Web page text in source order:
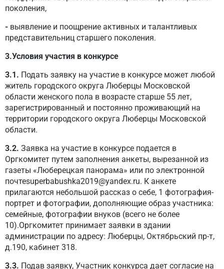
поколения,
- выявление и поощрение активных и талантливых
представительниц старшего поколения.
3.Условия участия в конкурсе
3.1. Подать заявку на участие в конкурсе может любой
житель городского округа Люберцы Московской
области женского пола в возрасте старше 55 лет,
зарегистрированный и постоянно проживающий на
территории городского округа Люберцы Московской
области.
3.2. Заявка на участие в конкурсе подается в
Оргкомитет путем заполнения анкеты, вырезанной из
газеты «Люберецкая панорама» или по электронной
почтеsuperbabushka2019@yandex.ru. К анкете
прилагаются небольшой рассказ о себе, 1 фотография-
портрет и фотографии, дополняющие образ участника:
семейные, фотографии внуков (всего не более
10).Оргкомитет принимает заявки в здании
администрации по адресу: Люберцы, Октябрьский пр-т,
д.190, кабинет 318.
3.3. Подав заявку, Участник конкурса дает согласие на